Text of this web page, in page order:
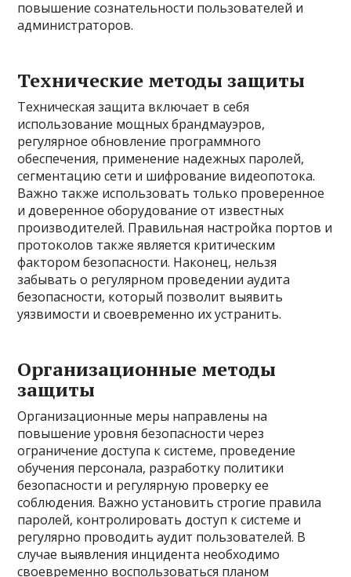
повышение сознательности пользователей и
администраторов.
Технические методы защиты
Техническая защита включает в себя
использование мощных брандмауэров,
регулярное обновление программного
обеспечения, применение надежных паролей,
сегментацию сети и шифрование видеопотока.
Важно также использовать только проверенное
и доверенное оборудование от известных
производителей. Правильная настройка портов и
протоколов также является критическим
фактором безопасности. Наконец, нельзя
забывать о регулярном проведении аудита
безопасности, который позволит выявить
уязвимости и своевременно их устранить.
Организационные методы
защиты
Организационные меры направлены на
повышение уровня безопасности через
ограничение доступа к системе, проведение
обучения персонала, разработку политики
безопасности и регулярную проверку ее
соблюдения. Важно установить строгие правила
паролей, контролировать доступ к системе и
регулярно проводить аудит пользователей. В
случае выявления инцидента необходимо
своевременно воспользоваться планом